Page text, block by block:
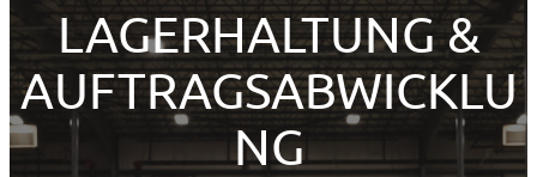
LAGERHALTUNG &
AUFTRAGSABWICKLU
NG